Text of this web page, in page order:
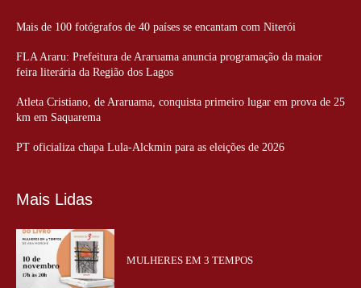
Mais de 100 fotógrafos de 40 países se encantam com Niterói
FLA Araru: Prefeitura de Araruama anuncia programação da maior
feira literária da Região dos Lagos
Atleta Cristiano, de Araruama, conquista primeiro lugar em prova de 25
km em Saquarema
PT oficializa chapa Lula-Alckmin para as eleições de 2026
Mais Lidas
MULHERES EM 3 TEMPOS